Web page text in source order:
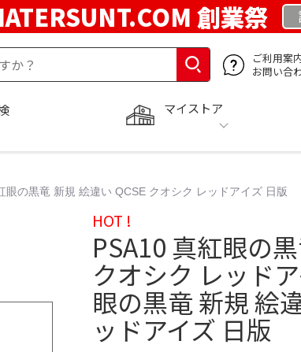
創業祭
ご利用案
お問い合
マイストア
の黒竜 新規 絵違い QCSE クオシク レッドアイズ 日版
HOT !
PSA10 真紅眼の
クオシク レッド
眼の黒竜 新規 絵
ッドアイズ 日版